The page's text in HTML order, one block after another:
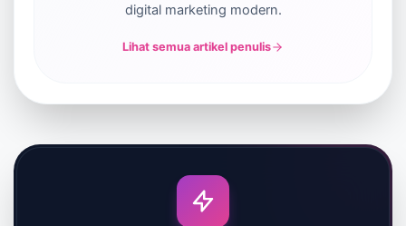
digital marketing modern.
Lihat semua artikel penulis